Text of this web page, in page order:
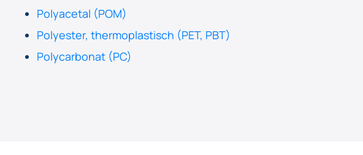
Polyacetal (POM)
Polyester, thermoplastisch (PET, PBT)
Polycarbonat (PC)